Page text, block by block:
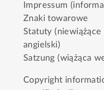
Impressum
Znaki towarowe
Statuty (niewiążące
angielski)
Satzung (wiążąca
Copyright